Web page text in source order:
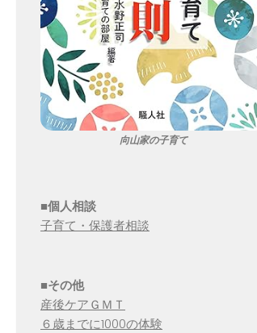
向山家の子育て
■個人相談
子育て・保護者相談
■その他
産後ケアＧＭＴ
６歳までに1000の体験